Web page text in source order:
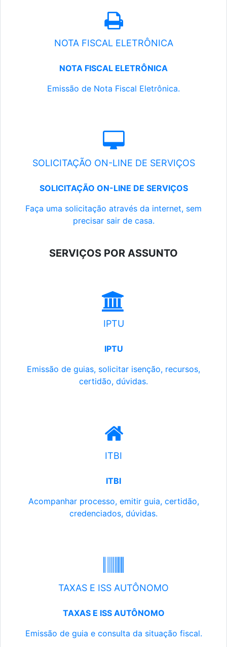
NOTA FISCAL ELETRÔNICA
NOTA FISCAL ELETRÔNICA
Emissão de Nota Fiscal Eletrônica.
SOLICITAÇÃO ON-LINE DE SERVIÇOS
SOLICITAÇÃO ON-LINE DE SERVIÇOS
Faça uma solicitação através da internet, sem
precisar sair de casa.
SERVIÇOS POR ASSUNTO
IPTU
IPTU
Emissão de guias, solicitar isenção, recursos,
certidão, dúvidas.
ITBI
ITBI
Acompanhar processo, emitir guia, certidão,
credenciados, dúvidas.
TAXAS E ISS AUTÔNOMO
TAXAS E ISS AUTÔNOMO
Emissão de guia e consulta da situação fiscal.